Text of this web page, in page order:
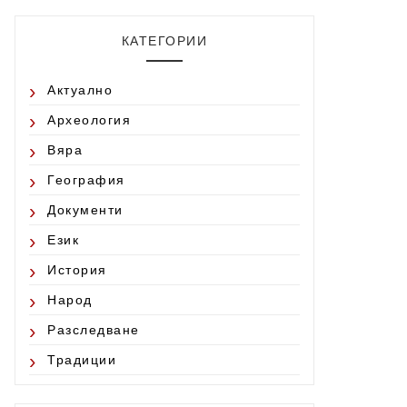
КАТЕГОРИИ
Актуално
Археология
Вяра
География
Документи
Език
История
Народ
Разследване
Традиции